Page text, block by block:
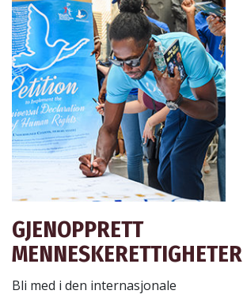
GJENOPPRETT
MENNESKERETTIGHETER
Bli med i den internasjonale